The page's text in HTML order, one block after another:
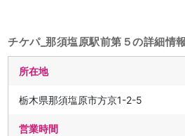
チケパ_那須塩原駅前第５の詳細情報
所在地
栃木県那須塩原市方京1-2-5
営業時間